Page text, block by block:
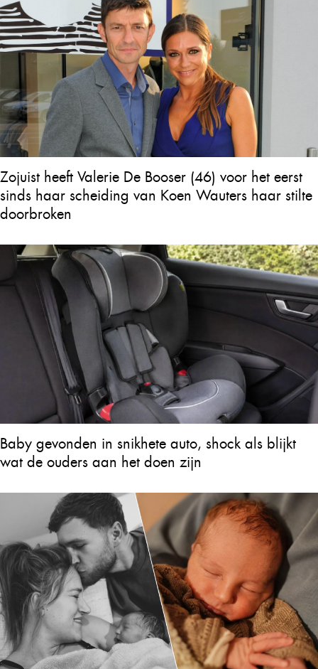
Zojuist heeft Valerie De Booser (46) voor het eerst
sinds haar scheiding van Koen Wauters haar stilte
doorbroken
Baby gevonden in snikhete auto, shock als blijkt
wat de ouders aan het doen zijn